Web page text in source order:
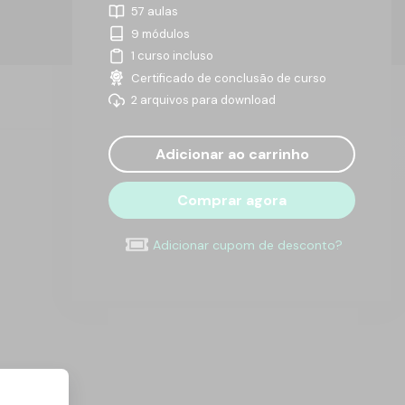
57 aulas
9 módulos
1 curso incluso
Certificado de conclusão de curso
2 arquivos para download
Adicionar ao carrinho
Comprar agora
Adicionar cupom de desconto?